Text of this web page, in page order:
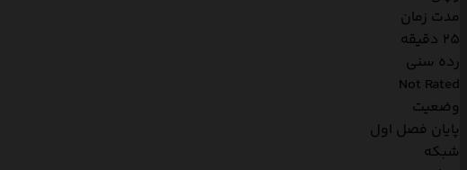
مدت زمان
25 دقیقه
رده سنی
Not Rated
وضعیت
پایان فصل اول
شبکه